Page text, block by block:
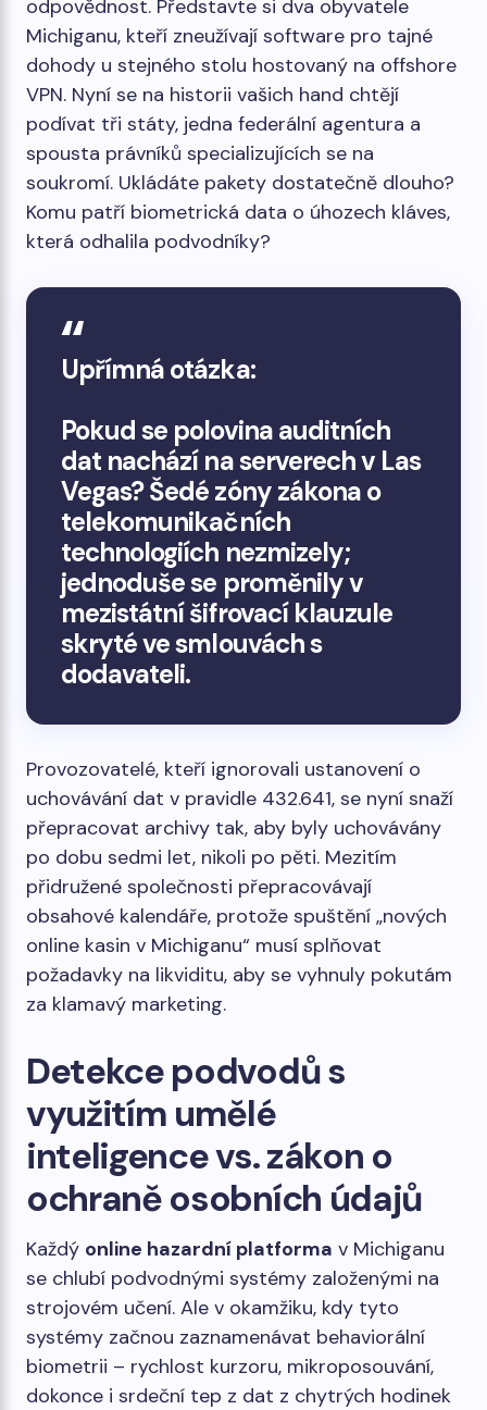
odpovědnost. Představte si dva obyvatele
Michiganu, kteří zneužívají software pro tajné
dohody u stejného stolu hostovaný na offshore
VPN. Nyní se na historii vašich hand chtějí
podívat tři státy, jedna federální agentura a
spousta právníků specializujících se na
soukromí. Ukládáte pakety dostatečně dlouho?
Komu patří biometrická data o úhozech kláves,
která odhalila podvodníky?
Upřímná otázka:
Pokud se polovina auditních
dat nachází na serverech v Las
Vegas? Šedé zóny zákona o
telekomunikačních
technologiích nezmizely;
jednoduše se proměnily v
mezistátní šifrovací klauzule
skryté ve smlouvách s
dodavateli.
Provozovatelé, kteří ignorovali ustanovení o
uchovávání dat v pravidle 432.641, se nyní snaží
přepracovat archivy tak, aby byly uchovávány
po dobu sedmi let, nikoli po pěti. Mezitím
přidružené společnosti přepracovávají
obsahové kalendáře, protože spuštění „nových
online kasin v Michiganu“ musí splňovat
požadavky na likviditu, aby se vyhnuly pokutám
za klamavý marketing.
Detekce podvodů s
využitím umělé
inteligence vs. zákon o
ochraně osobních údajů
Každý online hazardní platforma v Michiganu
se chlubí podvodnými systémy založenými na
strojovém učení. Ale v okamžiku, kdy tyto
systémy začnou zaznamenávat behaviorální
biometrii – rychlost kurzoru, mikroposouvání,
dokonce i srdeční tep z dat z chytrých hodinek